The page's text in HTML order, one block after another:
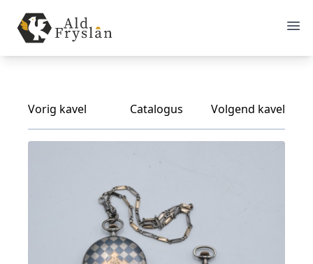
Vorig kavel Catalogus Volgend kavel